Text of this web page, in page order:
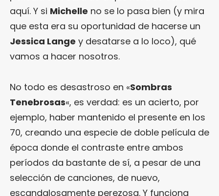
aquí. Y si Michelle no se lo pasa bien (y mira
que esta era su oportunidad de hacerse un
Jessica Lange y desatarse a lo loco), qué
vamos a hacer nosotros.
No todo es desastroso en «Sombras
Tenebrosas«, es verdad: es un acierto, por
ejemplo, haber mantenido el presente en los
70, creando una especie de doble película de
época donde el contraste entre ambos
períodos da bastante de sí, a pesar de una
selección de canciones, de nuevo,
escandalosamente perezosa. Y funciona